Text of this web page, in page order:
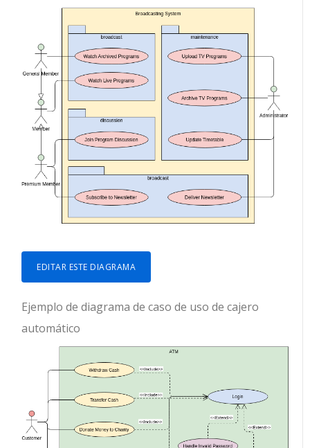
EDITAR ESTE DIAGRAMA
Ejemplo de diagrama de caso de uso de cajero
automático